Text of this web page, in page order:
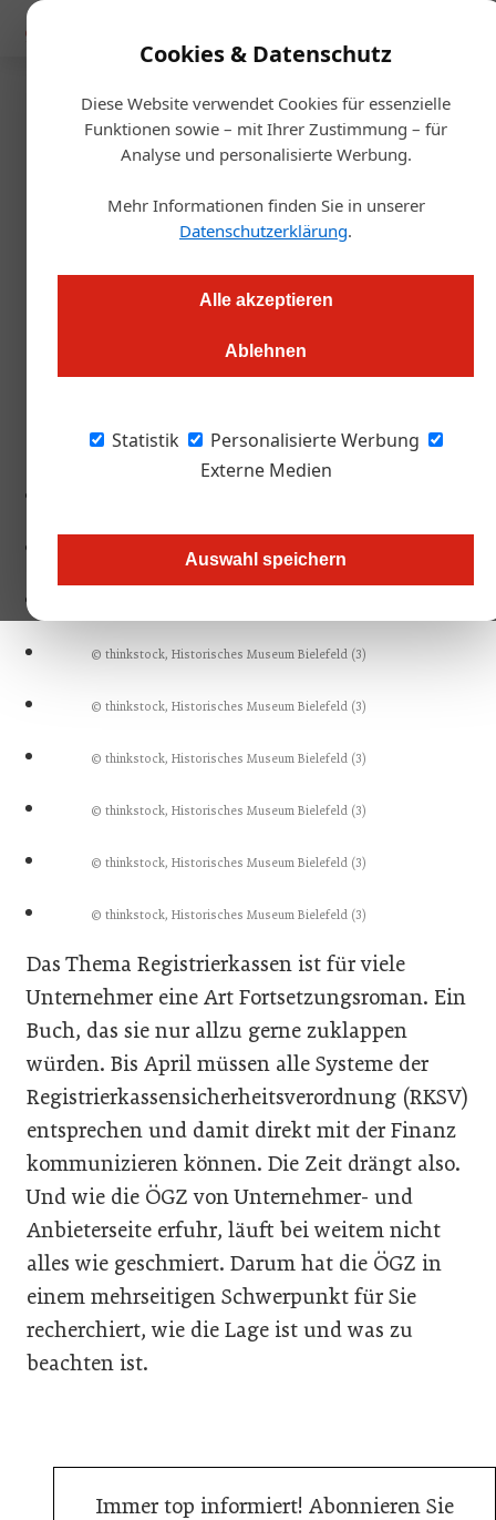
Cookies & Datenschutz
Diese Website verwendet Cookies für essenzielle
Funktionen sowie – mit Ihrer Zustimmung – für
Analyse und personalisierte Werbung.
Mehr Informationen finden Sie in unserer
Datenschutzerklärung.
Alle akzeptieren
Ablehnen
Statistik
Personalisierte Werbung
Externe Medien
Auswahl speichern
Startseite/Gastro & Hotel
ÖGZ-Schwerpunkt
Registrierkassen
Bis 1. April müssen alle Kassen RKSV-tauglich sein. Das stellt
nicht nur Gastronomen, sondern vor allem Registrierkassen-
Herausforderungen
© thinkstock, Historisches Museum Bielefeld (3)
© thinkstock, Historisches Museum Bielefeld (3)
© thinkstock, Historisches Museum Bielefeld (3)
© thinkstock, Historisches Museum Bielefeld (3)
© thinkstock, Historisches Museum Bielefeld (3)
© thinkstock, Historisches Museum Bielefeld (3)
© thinkstock, Historisches Museum Bielefeld (3)
Das Thema Registrierkassen ist für viele
Unternehmer eine Art Fortsetzungsroman. Ein
Buch, das sie nur allzu gerne zuklappen
würden. Bis April müssen alle Systeme der
Registrierkassensicherheitsverordnung (RKSV)
entsprechen und damit direkt mit der Finanz
kommunizieren können. Die Zeit drängt also.
Und wie die ÖGZ von Unternehmer- und
Anbieterseite erfuhr, läuft bei weitem nicht
alles wie geschmiert. Darum hat die ÖGZ in
einem mehrseitigen Schwerpunkt für Sie
recherchiert, wie die Lage ist und was zu
beachten ist.
Immer top informiert! Abonnieren Sie